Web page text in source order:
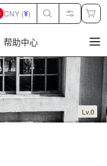
帮助中心
CNY (¥)
Lv.0